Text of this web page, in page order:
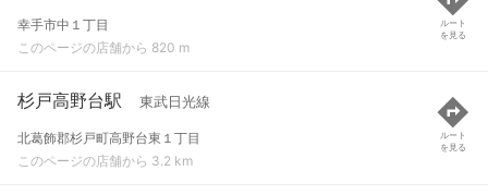
幸手市中１丁目
このページの店舗から 820 m
ルート
を見る
杉戸高野台駅 東武日光線
北葛飾郡杉戸町高野台東１丁目
このページの店舗から 3.2 km
ルート
を見る